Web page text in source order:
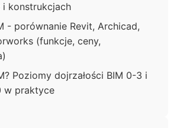
konstrukcjach
- porównanie Revit, Archicad,
(funkcje, ceny,
Poziomy dojrzałości BIM 0-3 i
w praktyce